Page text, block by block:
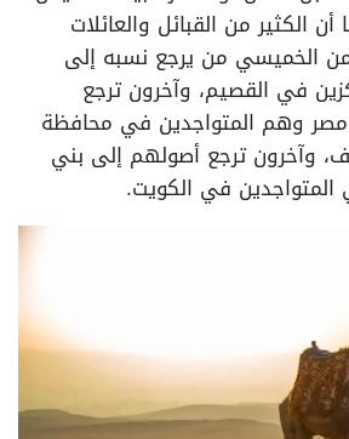
الكثير من القبائل والعائلات
الخميسي من يرجع نسبه إلى
في القصيم، وآخرون ترجع
وهم المتواجدين في محافظة
وآخرون ترجع أصولهم إلى بني
في الكويت.